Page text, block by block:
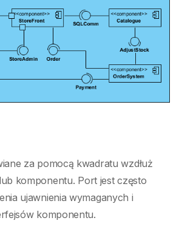
za pomocą kwadratu wzdłuż
komponentu. Port jest często
ujawnienia wymaganych i
komponentu.